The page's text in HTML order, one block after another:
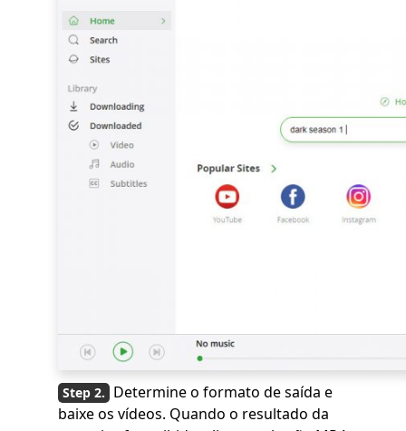
Determine o formato de saída e
baixe os vídeos. Quando o resultado da